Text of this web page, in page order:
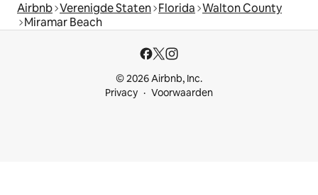
Airbnb Verenigde Staten Florida Walton County
Miramar Beach
© 2026 Airbnb, Inc.
Privacy
Voorwaarden